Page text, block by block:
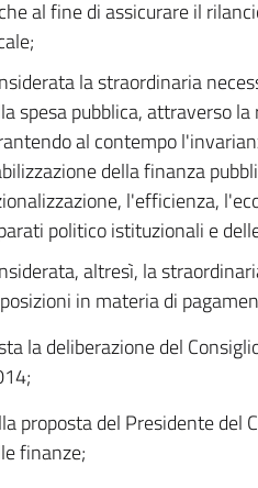
al fine di assicurare il
la straordinaria
spesa pubblica, attraverso
al contempo
della finanza
l'efficienza,
politico istituzionali e
altresì, la
in materia di
la deliberazione del
proposta del Presidente del
finanze;